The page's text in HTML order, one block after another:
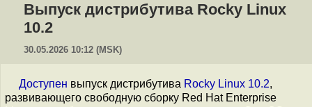
Выпуск дистрибутива Rocky Linux
10.2
30.05.2026 10:12 (MSK)
Доступен выпуск дистрибутива Rocky Linux 10.2,
развивающего свободную сборку Red Hat Enterprise